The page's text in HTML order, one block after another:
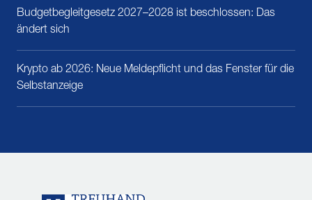
Budgetbegleitgesetz 2027–2028 ist beschlossen: Das
ändert sich
Krypto ab 2026: Neue Meldepflicht und das Fenster für die
Selbstanzeige